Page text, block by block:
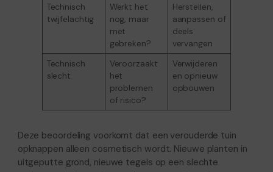
Technisch
twijfelachtig
Werkt het
nog, maar
met
gebreken?
Herstellen,
aanpassen of
deels
vervangen
Technisch
slecht
Veroorzaakt
het
problemen
of risico?
Verwijderen
en opnieuw
opbouwen
Deze beoordeling voorkomt dat een verouderde tuin
opknappen alleen cosmetisch wordt. Nieuwe planten in
uitgeputte grond, nieuwe tegels op een slechte